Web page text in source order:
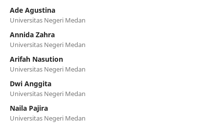
Ade Agustina
Universitas Negeri Medan
Annida Zahra
Universitas Negeri Medan
Arifah Nasution
Universitas Negeri Medan
Dwi Anggita
Universitas Negeri Medan
Naila Pajira
Universitas Negeri Medan